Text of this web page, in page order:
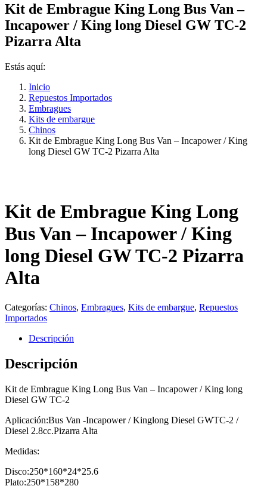
Kit de Embrague King Long Bus Van –
Incapower / King long Diesel GW TC-2
Pizarra Alta
Estás aquí:
Inicio
Repuestos Importados
Embragues
Kits de embargue
Chinos
Kit de Embrague King Long Bus Van – Incapower / King
long Diesel GW TC-2 Pizarra Alta
Kit de Embrague King Long
Bus Van – Incapower / King
long Diesel GW TC-2 Pizarra
Alta
Categorías: Chinos, Embragues, Kits de embargue, Repuestos
Importados
Descripción
Descripción
Kit de Embrague King Long Bus Van – Incapower / King long
Diesel GW TC-2
Aplicación:Bus Van -Incapower / Kinglong Diesel GWTC-2 /
Diesel 2.8cc.Pizarra Alta
Medidas:
Disco:250*160*24*25.6
Plato:250*158*280